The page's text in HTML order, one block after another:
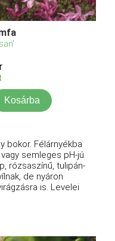
Kosárba
bokor. Félárnyékba
semleges pH-jú
rózsaszínű, tulipán-
de nyáron
is. Levelei